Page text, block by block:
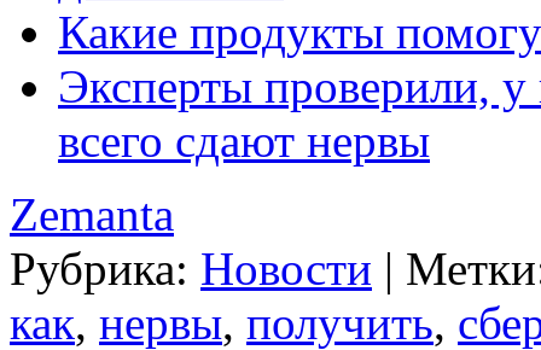
Какие продукты
Эксперты проверили, у
всего сдают нервы
Zemanta
Рубрика: Новости |
как, нервы, получить,